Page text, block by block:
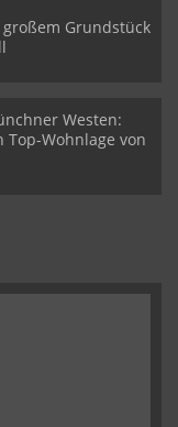
Grundstück
Westen:
Wohnlage von